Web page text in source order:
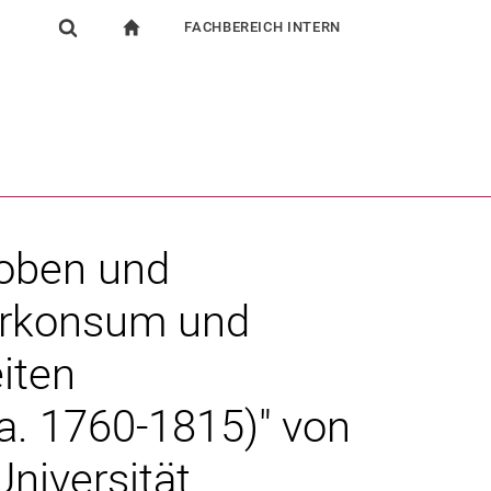
FACHBEREICH INTERN
und
und
1760-1815)" von